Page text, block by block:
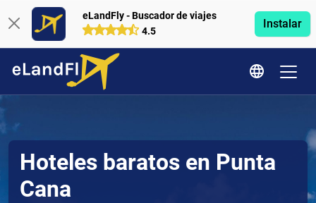
eLandFly - Buscador de viajes
4.5
Instalar
Hoteles baratos en Punta
Cana